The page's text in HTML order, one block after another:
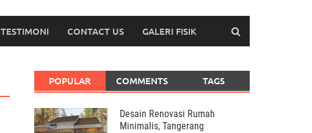
TESTIMONI CONTACT US GALERI FISIK
POPULAR COMMENTS TAGS
Desain Renovasi Rumah
Minimalis, Tangerang